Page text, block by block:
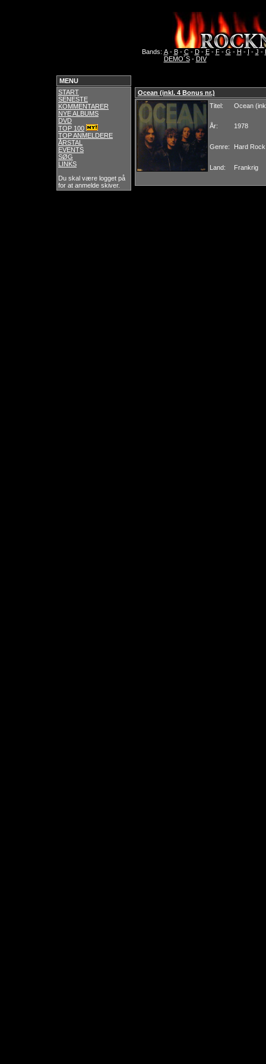
Bands: A- B- C- D- E- F- G - H - I - J -
DEMO´S- DIV
MENU
START
SENESTE
KOMMENTARER
NYE ALBUMS
DVD
TOP 100
TOP ANMELDERE
ÅRSTAL
EVENTS
SØG
LINKS
Du skal være logget på
for at anmelde skiver.
Ocean (inkl. 4 Bonus nr.)
Titel:
Ocean
År: 1978
Genre: Hard Rock
Land: Frankrig